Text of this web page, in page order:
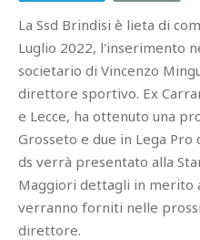
La Ssd Brindisi è lieta di
Luglio 2022, l'inserimento
societario di Vincenzo
direttore sportivo. Ex
e Lecce, ha ottenuto una
Grosseto e due in Lega Pro
ds verrà presentato alla
Maggiori dettagli in merito
verranno forniti nelle
direttore.